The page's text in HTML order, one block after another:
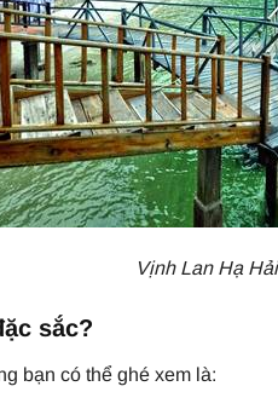
Vịnh Lan Hạ
sắc?
bạn có thể ghé xem là: